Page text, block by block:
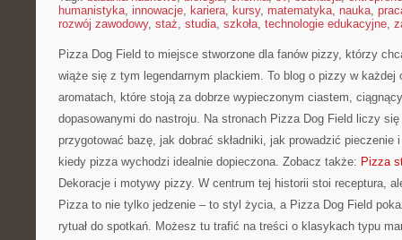
humanistyka, innowacje, kariera, kursy, matematyka, nauka,
rozwój zawodowy, staż, studia, szkoła, technologie edukacyjne,
Pizza Dog Field to miejsce stworzone dla fanów pizzy, którzy
wiąże się z tym legendarnym plackiem. To blog o pizzy w każdej
aromatach, które stoją za dobrze wypieczonym ciastem,
dopasowanymi do nastroju. Na stronach Pizza Dog Field liczy
przygotować bazę, jak dobrać składniki, jak prowadzić pieczenie
kiedy pizza wychodzi idealnie dopieczona. Zobacz także: Pizza
Dekoracje i motywy pizzy. W centrum tej historii stoi receptura,
Pizza to nie tylko jedzenie – to styl życia, a Pizza Dog Field
rytuał do spotkań. Możesz tu trafić na treści o klasykach typu